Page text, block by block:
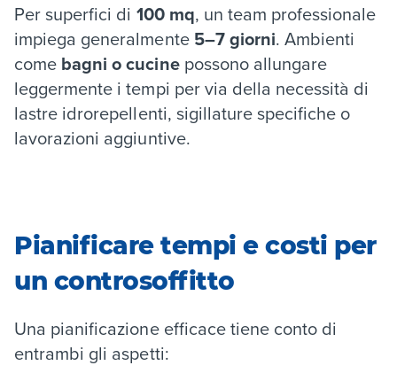
Per superfici di 100 mq, un team professionale
impiega generalmente 5–7 giorni. Ambienti
come bagni o cucinepossono allungare
leggermente i tempi per via della necessità di
lastre idrorepellenti, sigillature specifiche o
lavorazioni aggiuntive.
Pianificare tempi e costi per
un controsoffitto
Una pianificazione efficace tiene conto di
entrambi gli aspetti: